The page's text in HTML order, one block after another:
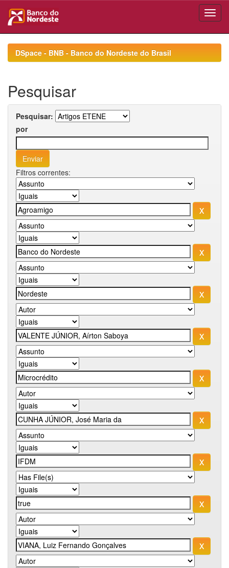
navigationDSpace - BNB - Banco do Nordeste do Brasil
Pesquisar
Pesquisar:
por
Filtros correntes: